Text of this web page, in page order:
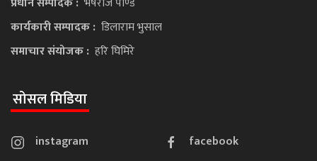
कार्यकारी सम्पादक : डिलाराम भुसाल
समाचार संयोजक : हरि घिमिरे
सोसल मिडिया
instagram
facebook